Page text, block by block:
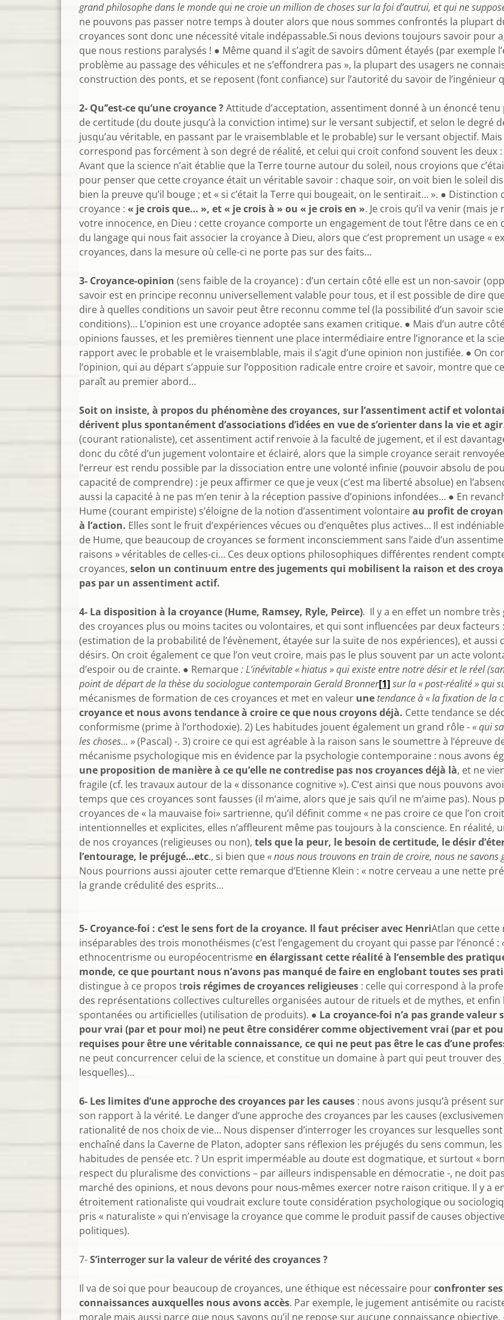
grand philosophe dans le monde qui ne croie un million de choses sur la foi d’autrui, et qui ne
ne pouvons pas passer notre temps à douter alors que nous sommes confrontés la plupart
croyances sont donc une nécessité vitale indépassable.Si nous devions toujours savoir pour
que nous restions paralysés ! ● Même quand il s’agit de savoirs dûment étayés (par exemple
problème au passage des véhicules et ne s’effondrera pas », la plupart des usagers ne
construction des ponts, et se reposent (font confiance) sur l’autorité du savoir de l’ingénieur
2- Qu’’est-ce qu’une croyance ?Attitude d’acceptation, assentiment donné à un énoncé
de certitude (du doute jusqu’à la conviction intime) sur le versant subjectif, et selon le degré
jusqu’au véritable, en passant par le vraisemblable et le probable) sur le versant objectif.
correspond pas forcément à son degré de réalité, et celui qui croit confond souvent les deux
Avant que la science n’ait établie que la Terre tourne autour du soleil, nous croyions que
pour penser que cette croyance était un véritable savoir : chaque soir, on voit bien le soleil
bien la preuve qu’il bouge ; et « si c’était la Terre qui bougeait, on le sentirait… ». ●
croyance : « je crois que… », et « je crois à » ou « je crois en ». Je crois qu’il va venir (mais
votre innocence, en Dieu : cette croyance comporte un engagement de tout l’être dans ce en
du langage qui nous fait associer la croyance à Dieu, alors que c’est proprement un usage «
croyances, dans la mesure où celle-ci ne porte pas sur des faits…
3- Croyance-opinion (sens faible de la croyance) : d’un certain côté elle est un non-savoir
savoir est en principe reconnu universellement valable pour tous, et il est possible de dire
dire à quelles conditions un savoir peut être reconnu comme tel (la possibilité d’un savoir
conditions)… L’opinion est une croyance adoptée sans examen critique. ● Mais d’un autre
opinions fausses, et les premières tiennent une place intermédiaire entre l’ignorance et la
rapport avec le probable et le vraisemblable, mais il s’agit d’une opinion non justifiée. ● On
l’opinion, qui au départ s’appuie sur l’opposition radicale entre croire et savoir, montre que
paraît au premier abord…
Soit on insiste, à propos du phénomène des croyances, sur l’assentiment actif et
dérivent plus spontanément d’associations d’idées en vue de s’orienter dans la vie et agir
(courant rationaliste), cet assentiment actif renvoie à la faculté de jugement, et il est
donc du côté d’un jugement volontaire et éclairé, alors que la simple croyance serait
l’erreur est rendu possible par la dissociation entre une volonté infinie (pouvoir absolu de
capacité de comprendre) : je peux affirmer ce que je veux (c’est ma liberté absolue) en
aussi la capacité à ne pas m’en tenir à la réception passive d’opinions infondées… ● En
Hume (courant empiriste) s’éloigne de la notion d’assentiment volontaireau profit de
à l’action. Elles sont le fruit d’expériences vécues ou d’enquêtes plus actives… Il est
de Hume, que beaucoup de croyances se forment inconsciemment sans l’aide d’un
raisons » véritables de celles-ci… Ces deux options philosophiques différentes rendent
croyances, selon un continuum entre des jugements qui mobilisent la raison et des
pas par un assentiment actif.
4- La disposition à la croyance (Hume, Ramsey, Ryle, Peirce). Il y a en effet un nombre
des croyances plus ou moins tacites ou volontaires, et qui sont influencées par deux
(estimation de la probabilité de l’évènement, étayée sur la suite de nos expériences), et
désirs. On croit également ce que l’on veut croire, mais pas le plus souvent par un acte
d’espoir ou de crainte. ● Remarque: L’inévitable « hiatus » qui existe entre notre désir et le réel
point de départ de la thèse du sociologue contemporain Gerald Bronner[1]sur la « post-réalité » qui
mécanismes de formation de ces croyances et met en valeur une tendance à « la fixation de la
croyance et nous avons tendance à croire ce que nous croyons déjà. Cette tendance se
conformisme (prime à l’orthodoxie). 2) Les habitudes jouent également un grand rôle -« qui
les choses… »(Pascal) -. 3) croire ce qui est agréable à la raison sans le soumettre à l’épreuve
mécanisme psychologique mis en évidence par la psychologie contemporaine : nous avons
une proposition de manière à ce qu’elle ne contredise pas nos croyances déjà là, et ne
fragile (cf. les travaux autour de la « dissonance cognitive »). C’est ainsi que nous pouvons
temps que ces croyances sont fausses (il m’aime, alors que je sais qu’il ne m’aime pas).
croyances de « la mauvaise foi» sartrienne, qu’il définit comme « ne pas croire ce que l’on
intentionnelles et explicites, elles n’affleurent même pas toujours à la conscience. En
de nos croyances (religieuses ou non), tels que la peur, le besoin de certitude, le désir
l’entourage, le préjugé…etc., si bien que« nous nous trouvons en train de croire, nous ne
Nous pourrions aussi ajouter cette remarque d’Etienne Klein : « notre cerveau a une nette
la grande crédulité
5- Croyance-foi : c’est le sens fort de la croyance. Il faut préciser avec HenriAtlan que cette
inséparables des trois monothéismes (c’est l’engagement du croyant qui passe par l’énoncé :
ethnocentrisme ou européocentrismeen élargissant cette réalité à l’ensemble des
monde, ce que pourtant nous n’avons pas manqué de faire en englobant toutes ses
distingue à ce propos trois régimes de croyances religieuses : celle qui correspond à la
des représentations collectives culturelles organisées autour de rituels et de mythes, et enfin
spontanées ou artificielles (utilisation de produits). ● La croyance-foi n’a pas grande
pour vrai (par et pour moi) ne peut être considérer comme objectivement vrai (par et
requises pour être une véritable connaissance, ce qui ne peut pas être le cas d’une
ne peut concurrencer celui de la science, et constitue un domaine à part qui peut trouver
lesquelles)…
6- Les limites d’une approche des croyances par les causes : nous avons jusqu’à présent
son rapport à la vérité. Le danger d’une approche des croyances par les causes
rationalité de nos choix de vie… Nous dispenser d’interroger les croyances sur lesquelles
enchaîné dans la Caverne de Platon, adopter sans réflexion les préjugés du sens commun,
habitudes de pensée etc. ? Un esprit imperméable au doute est dogmatique, et surtout «
respect du pluralisme des convictions – par ailleurs indispensable en démocratie -, ne doit
marché des opinions, et nous devons pour nous-mêmes exercer notre raison critique. Il y a
étroitement rationaliste qui voudrait exclure toute considération psychologique ou
pris « naturaliste » qui n’envisage la croyance que comme le produit passif de causes
politiques).
7-S’interroger sur la valeur de vérité des croyances ?
Il va de soi que pour beaucoup de croyances, une éthique est nécessaire pourconfronter
connaissances auxquelles nous avons accès. Par exemple, le jugement antisémite ou
morale mais aussi parce que nous savons qu’il ne repose sur aucune connaissance